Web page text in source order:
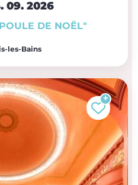
09. 2026
DE NOËL"
les-Bains